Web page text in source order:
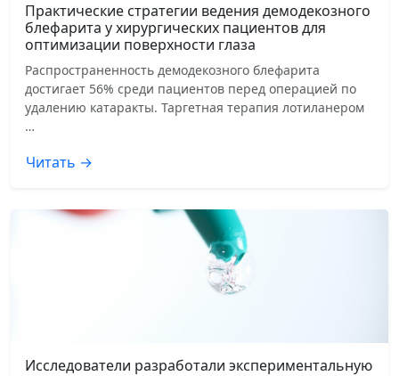
Практические стратегии ведения демодекозного
блефарита у хирургических пациентов для
оптимизации поверхности глаза
Распространенность демодекозного блефарита
достигает 56% среди пациентов перед операцией по
удалению катаракты. Таргетная терапия лотиланером
…
Читать →
Исследователи разработали экспериментальную